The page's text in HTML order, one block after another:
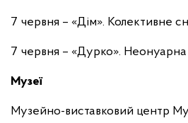
7 червня – «Дім». Колективне
7 червня – «Дурко». Неонуарна
Музеї
Музейно-виставковий центр